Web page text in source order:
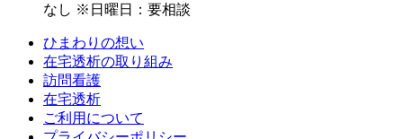
なし ※日曜日：要相談
ひまわりの想い
在宅透析の取り組み
訪問看護
在宅透析
ご利用について